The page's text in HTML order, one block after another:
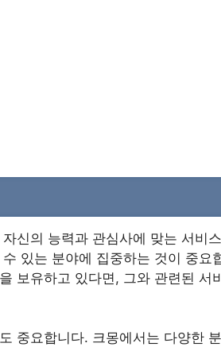
신의 능력과 관심사에 맞는 서비
있는 분야에 집중하는 것이 중요
보유하고 있다면, 그와 관련된 서
중요합니다. 크몽에서는 다양한